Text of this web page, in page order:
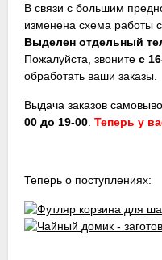
В связи с большим
изменена схема работы
Выделен отдельный
Пожалуйста, звоните с
обработать ваши заказы.
Выдача заказов
00 до 19-00. Теперь у
Теперь о поступлениях: